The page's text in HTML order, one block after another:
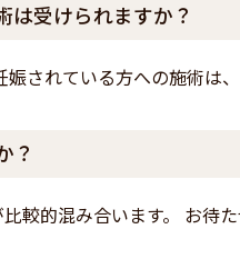
は受けられますか？
されている方への施術は
？
較的混み合います。 お待